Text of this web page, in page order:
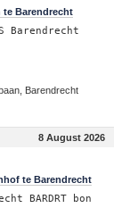
te Barendrecht
Barendrecht
Barendrecht
8 August 2026
te Barendrecht
BARDRT bon